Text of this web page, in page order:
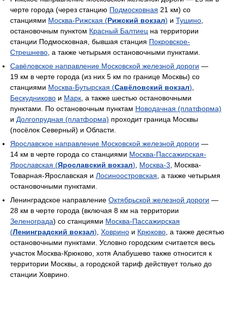
черте города (через станцию Подмосковная 21 км) со
станциями Москва-Рижская (Рижский вокзал) и Тушино,
остановочным пунктом Красный Балтиец на территории
станции Подмосковная, бывшая станция Покровское-
Стрешнево, а также четырьмя остановочными пунктами.
Савёловское направление Московской железной дороги —
19 км в черте города (из них 5 км по границе Москвы) со
станциями Москва-Бутырская (Савёловский вокзал),
Бескудниково и Марк, а также шестью остановочными
пунктами. По остановочным пунктам Новодачная (платформа)
и Долгопрудная (платформа) проходит граница Москвы
(посёлок Северный) и Области.
Ярославское направление Московской железной дороги —
14 км в черте города со станциями Москва-Пассажирская-
Ярославская (Ярославский вокзал), Москва-3, Москва-
Товарная-Ярославская и Лосиноостровская, а также четырьмя
остановочными пунктами.
Ленинградское направление Октябрьской железной дороги —
28 км в черте города (включая 8 км на территории
Зеленограда) со станциями Москва-Пассажирская
(Ленинградский вокзал), Ховрино и Крюково, а также десятью
остановочными пунктами. Условно городским считается весь
участок Москва-Крюково, хотя Алабушево также относится к
территории Москвы, а городской тариф действует только до
станции Ховрино.